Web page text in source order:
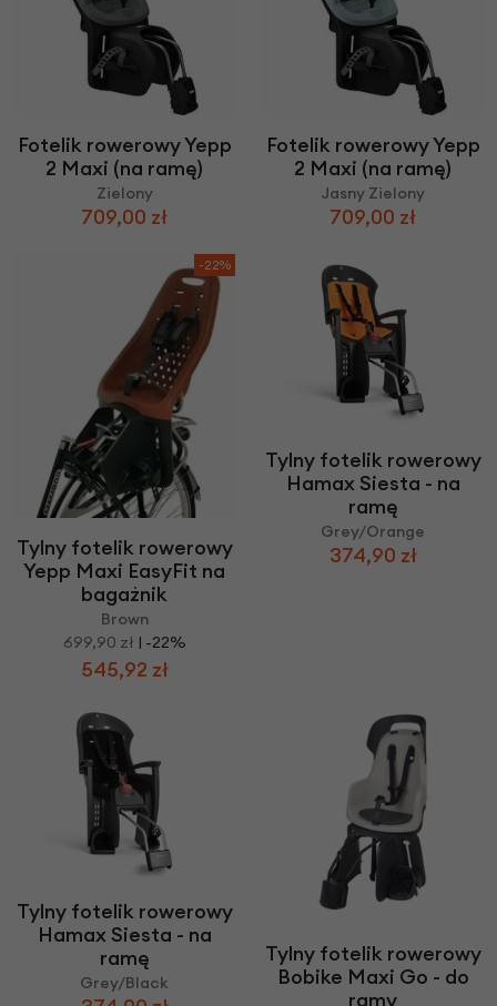
Fotelik rowerowy Yepp
2 Maxi (na ramę)
Zielony
709,00 zł
Fotelik rowerowy Yepp
2 Maxi (na ramę)
Jasny Zielony
709,00 zł
-22%
Tylny fotelik rowerowy
Yepp Maxi EasyFit na
bagażnik
Brown
699,90 zł | -22%
545,92 zł
Tylny fotelik rowerowy
Hamax Siesta - na
ramę
Grey/Orange
374,90 zł
Tylny fotelik rowerowy
Hamax Siesta - na
ramę
Grey/Black
Tylny fotelik rowerowy
Bobike Maxi Go - do
ramy